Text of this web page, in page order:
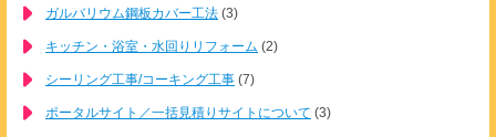
ガルバリウム鋼板カバー工法 (3)
キッチン・浴室・水回りリフォーム (2)
シーリング工事/コーキング工事 (7)
ポータルサイト／一括見積りサイトについて (3)